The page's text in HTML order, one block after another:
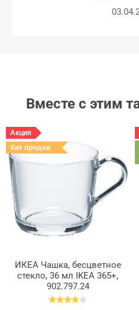
Вместе с этим
Акция
Хит продаж
ИКЕА Чашка, бесцветное
стекло, 36 мл IKEA 365+,
902.797.24